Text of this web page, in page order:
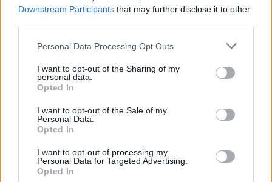
Downstream Participants that may further disclose it to other
Personal Data Processing Opt Outs
I want to opt-out of the Sharing of my
personal data.
Opted In
I want to opt-out of the Sale of my
Personal Data.
Opted In
I want to opt-out of processing my
Personal Data for Targeted Advertising.
Opted In
συμπεράσματα της συζήτησης θα συμβάλουν